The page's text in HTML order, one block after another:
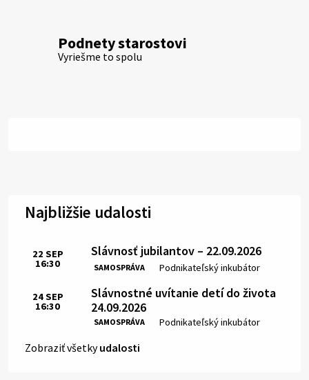
Podnety starostovi
Vyriešme to spolu
Najbližšie udalosti
Slávnosť jubilantov – 22.09.2026
SAMOSPRÁVA Miesto:
Podnikateľský inkubátor
Čas:
22 SEP
16:30
Slávnostné uvítanie detí do života
24.09.2026
SAMOSPRÁVA Miesto:
Podnikateľský inkubátor
Čas:
24SEP
16:30
Zobraziť všetkyudalosti